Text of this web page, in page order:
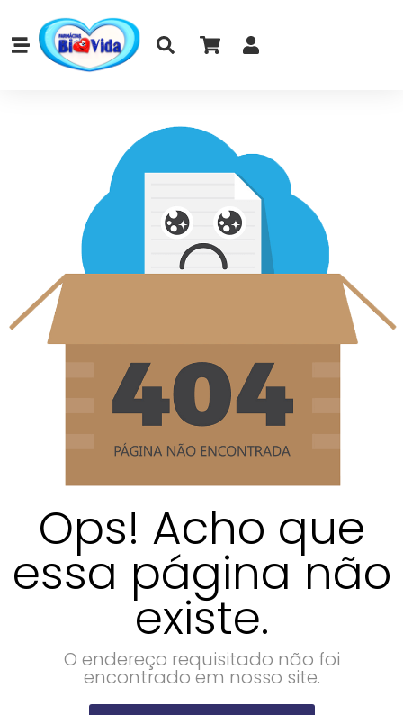
Ops! Acho que
essa página não
existe.
O endereço requisitado não foi
encontrado em nosso site.